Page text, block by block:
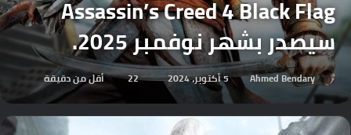
Assassin’s Creed 4 Black Flag
سيصدر بشهر نوفمبر 2025.
Ahmed Bendary 5 أكتوبر، 2024 22 أقل من دقيقة